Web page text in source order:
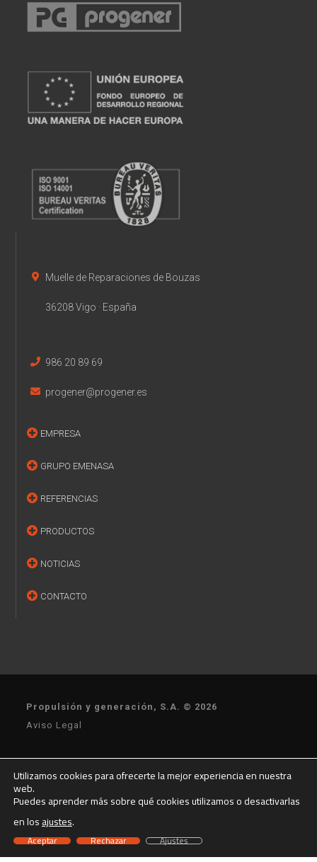
Muelle de Reparaciones de Bouzas
36208 Vigo · España
986 20 89 69
progener@progener.es
EMPRESA
GRUPO EMENASA
REFERENCIAS
PRODUCTOS
NOTICIAS
CONTACTO
Propulsión y generación, S.A. © 2026
Aviso Legal
Política de privacidad
Condiciones de venta
Condiciones de Compra
Utilizamos cookies para ofrecerte la mejor experiencia en nuestra
web.
Puedes aprender más sobre qué cookies utilizamos o desactivarlas
en losajustes.
Aceptar Rechazar Ajustes